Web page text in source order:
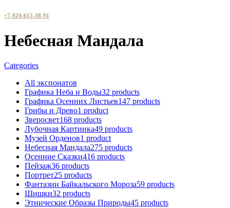
+7-924-615-38-91
Небесная Мандала
Categories
All экспонатов
Графика Неба и Воды32 products
Графика Осенних Листьев147 products
Грибы и Древо1 product
Зверосвет168 products
Лубочная Картинка49 products
Музей Орденов1 product
Небесная Мандала275 products
Осенние Сказки416 products
Пейзаж36 products
Портрет25 products
Фантазии Байкальского Мороза59 products
Шишки32 products
Этнические Образы Природы45 products